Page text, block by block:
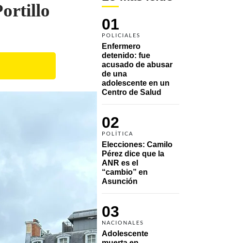
01
POLICIALES
Enfermero
detenido: fue
acusado de abusar
de una
adolescente en un
Centro de Salud
02
POLÍTICA
Elecciones: Camilo
Pérez dice que la
ANR es el
“cambio” en
Asunción
03
NACIONALES
Adolescente